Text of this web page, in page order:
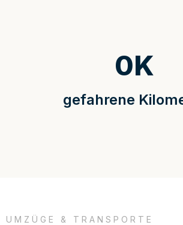
gefahrene
0K
UMZÜGE & TRANSPORTE